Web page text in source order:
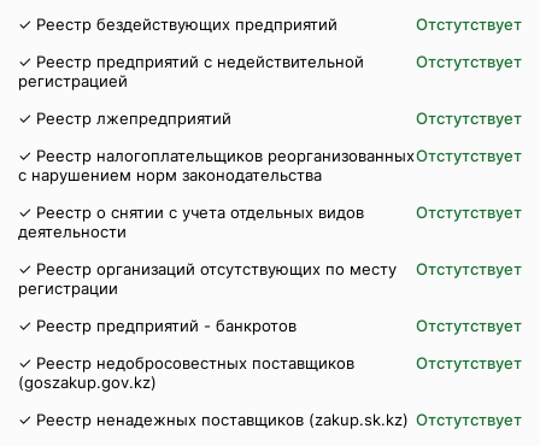
✓ Реестр бездействующих предприятий
Отстутствует
✓ Реестр предприятий с недействительной
регистрацией
Отстутствует
✓ Реестр лжепредприятий
Отстутствует
✓ Реестр налогоплательщиков реорганизованных
с нарушением норм законодательства
Отстутствует
✓ Реестр о снятии с учета отдельных видов
деятельности
Отстутствует
✓ Реестр организаций отсутствующих по месту
регистрации
Отстутствует
✓ Реестр предприятий - банкротов
Отстутствует
✓ Реестр недобросовестных поставщиков
(goszakup.gov.kz)
Отстутствует
✓ Реестр ненадежных поставщиков (zakup.sk.kz) Отстутствует